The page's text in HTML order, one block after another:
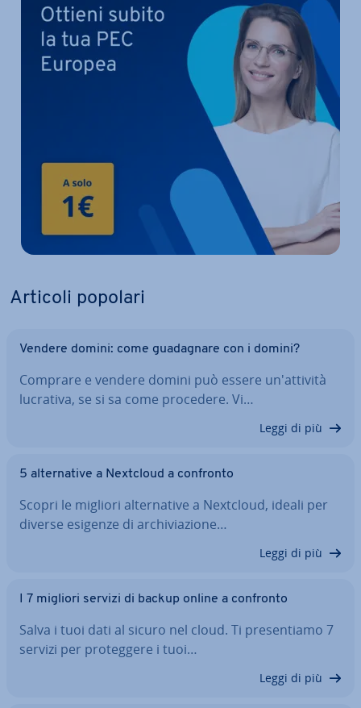
Articoli popolari
Vendere domini: come gua­da­gna­re con i domini?
Comprare e vendere domini può essere un'at­ti­vi­tà
lucrativa, se si sa come procedere. Vi…
Leggi di più
5 al­ter­na­ti­ve a Nextcloud a confronto
Scopri le migliori al­ter­na­ti­ve a Nextcloud, ideali per
diverse esigenze di ar­chi­via­zio­ne…
Leggi di più
I 7 migliori servizi di backup online a confronto
Salva i tuoi dati al sicuro nel cloud. Ti pre­sen­tia­mo 7
servizi per pro­teg­ge­re i tuoi…
Leggi di più